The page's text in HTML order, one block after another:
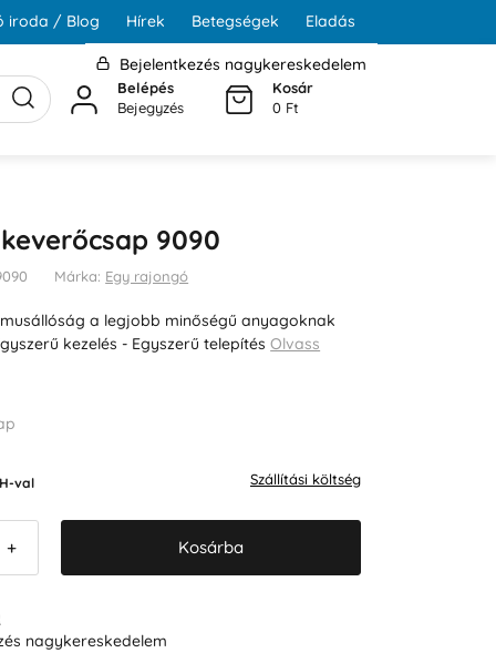
iroda / Blog Hírek Betegségek Eladás
Bejelentkezés nagykereskedelem
Belépés
Bejegyzés
Kosár
0 Ft
9090
Márka: Egy rajongó
a legjobb minőségű anyagoknak
kezelés - Egyszerű telepítésOlvass
val Szállítási költség
+ Kosárba
nagykereskedelem